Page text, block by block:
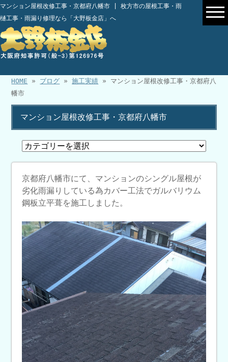
マンション屋根改修工事・京都府八幡市 | 枚方市の屋根工事・雨
樋工事・雨漏り修理なら「大野板金店」へ
HOME » ブログ »施工実績 » マンション屋根改修工事・京都府八
幡市
マンション屋根改修工事・京都府八幡市
京都府八幡市にて、マンションのシングル屋根が
劣化雨漏りしている為カバー工法でガルバリウム
鋼板立平葺を施工しました。